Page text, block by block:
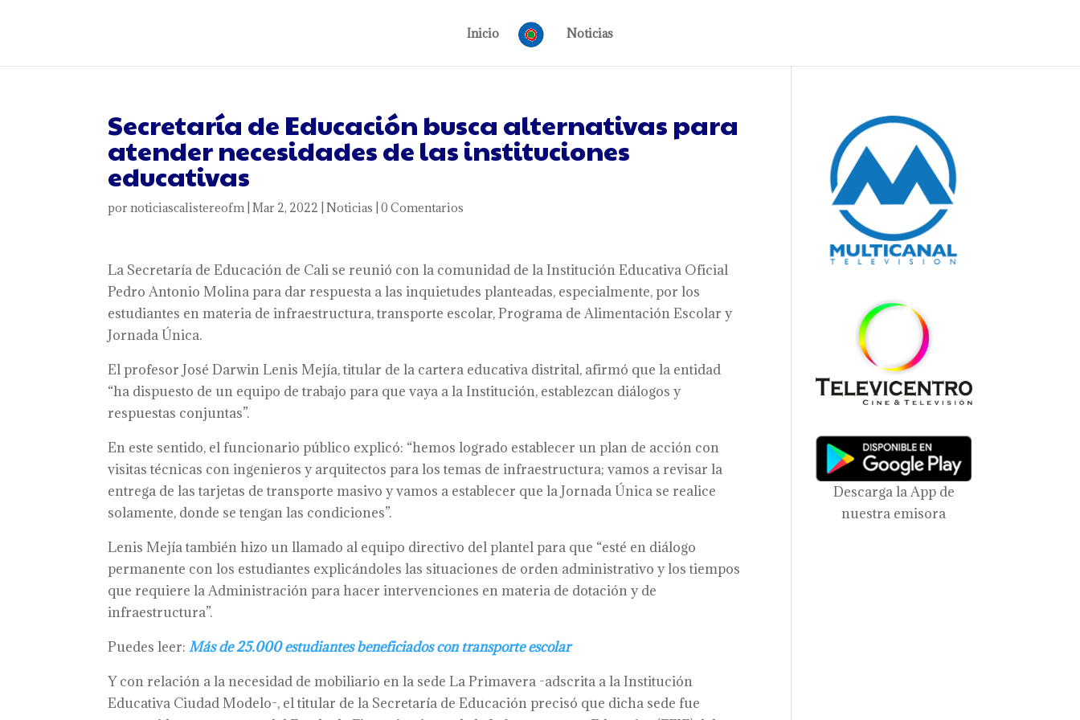
Inicio Noticias
Secretaría de Educación busca alternativas para
atender necesidades de las instituciones
educativas
pornoticiascalistereofm|Mar 2, 2022 |Noticias |0 Comentarios
La Secretaría de Educación de Cali se reunió con la comunidad de la Institución Educativa Oficial
Pedro Antonio Molina para dar respuesta a las inquietudes planteadas, especialmente, por los
estudiantes en materia de infraestructura, transporte escolar, Programa de Alimentación Escolar y
Jornada Única.
El profesor José Darwin Lenis Mejía, titular de la cartera educativa distrital, afirmó que la entidad
“ha dispuesto de un equipo de trabajo para que vaya a la Institución, establezcan diálogos y
respuestas conjuntas”.
En este sentido, el funcionario público explicó: “hemos logrado establecer un plan de acción con
visitas técnicas con ingenieros y arquitectos para los temas de infraestructura; vamos a revisar la
entrega de las tarjetas de transporte masivo y vamos a establecer que la Jornada Única se realice
solamente, donde se tengan las condiciones”.
Lenis Mejía también hizo un llamado al equipo directivo del plantel para que “esté en diálogo
permanente con los estudiantes explicándoles las situaciones de orden administrativo y los tiempos
que requiere la Administración para hacer intervenciones en materia de dotación y de
infraestructura”.
Puedes leer:Más de 25.000 estudiantes beneficiados con transporte escolar
Y con relación a la necesidad de mobiliario en la sede La Primavera -adscrita a la Institución
Educativa Ciudad Modelo-, el titular de la Secretaría de Educación precisó que dicha sede fue
Descarga la App de
nuestra emisora